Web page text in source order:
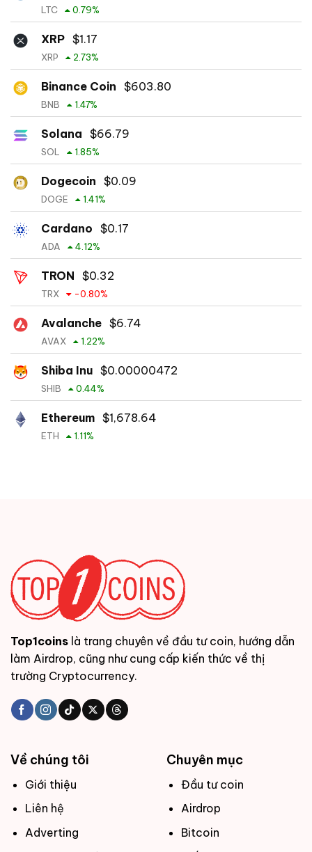
LTC 0.79%
XRP $1.17
XRP 2.73%
Binance Coin $603.80
BNB 1.47%
Solana $66.79
SOL 1.85%
Dogecoin $0.09
DOGE 1.41%
Cardano $0.17
ADA 4.12%
TRON $0.32
TRX -0.80%
Avalanche $6.74
AVAX 1.22%
Shiba Inu $0.00000472
SHIB 0.44%
Ethereum $1,678.64
ETH 1.11%
Top1coins là trang chuyên về đầu tư coin, hướng dẫn
làm Airdrop, cũng như cung cấp kiến thức về thị
trường Cryptocurrency.
Về chúng tôi
Giới thiệu
Liên hệ
Adverting
Chuyên mục
Đầu tư coin
Airdrop
Bitcoin